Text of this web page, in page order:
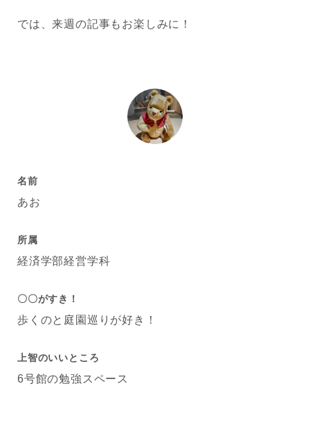
では、来週の記事もお楽しみに！
名前
あお
所属
経済学部経営学科
〇〇がすき！
歩くのと庭園巡りが好き！
上智のいいところ
6号館の勉強スペース